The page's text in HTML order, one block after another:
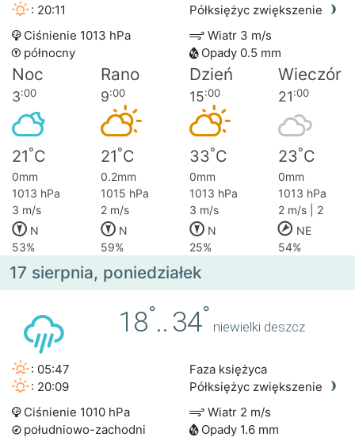
: 20:11
Półksiężyc zwiększenie
Ciśnienie 1013 hPa
Wiatr 3 m/s
północny
Opady 0.5 mm
Noc Rano Dzień Wieczór
3:00 9:00 15:00 21:00
21°C 21°C 33°C 23°C
0mm 0.2mm 0mm
0mm
1013 hPa
1015 hPa 1013 hPa
1013 hPa
3 m/s
2 m/s 3 m/s
2 m/s | 2
N
N N
NE
53%
59% 25% 54%
17 sierpnia, poniedziałek
18°.. 34°
niewielki deszcz
: 05:47
: 20:09
Faza księżyca
Półksiężyc zwiększenie
Ciśnienie 1010 hPa
Wiatr 2 m/s
południowo-zachodni
Opady 1.6 mm